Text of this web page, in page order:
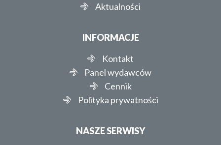
Aktualności
INFORMACJE
Kontakt
Panel wydawców
Cennik
Polityka prywatności
NASZE SERWISY